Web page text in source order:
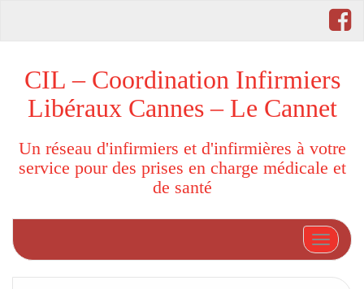
CIL – Coordination Infirmiers
Libéraux Cannes – Le Cannet
Un réseau d'infirmiers et d'infirmières à votre
service pour des prises en charge médicale et
de santé